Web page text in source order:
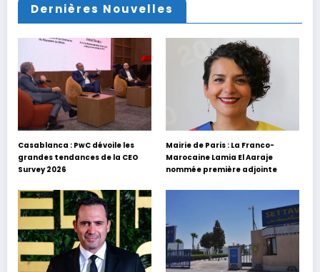
Dernières Nouvelles
Casablanca : PwC dévoile les
grandes tendances de la CEO
Survey 2026
Mairie de Paris : La Franco-
Marocaine Lamia El Aaraje
nommée première adjointe